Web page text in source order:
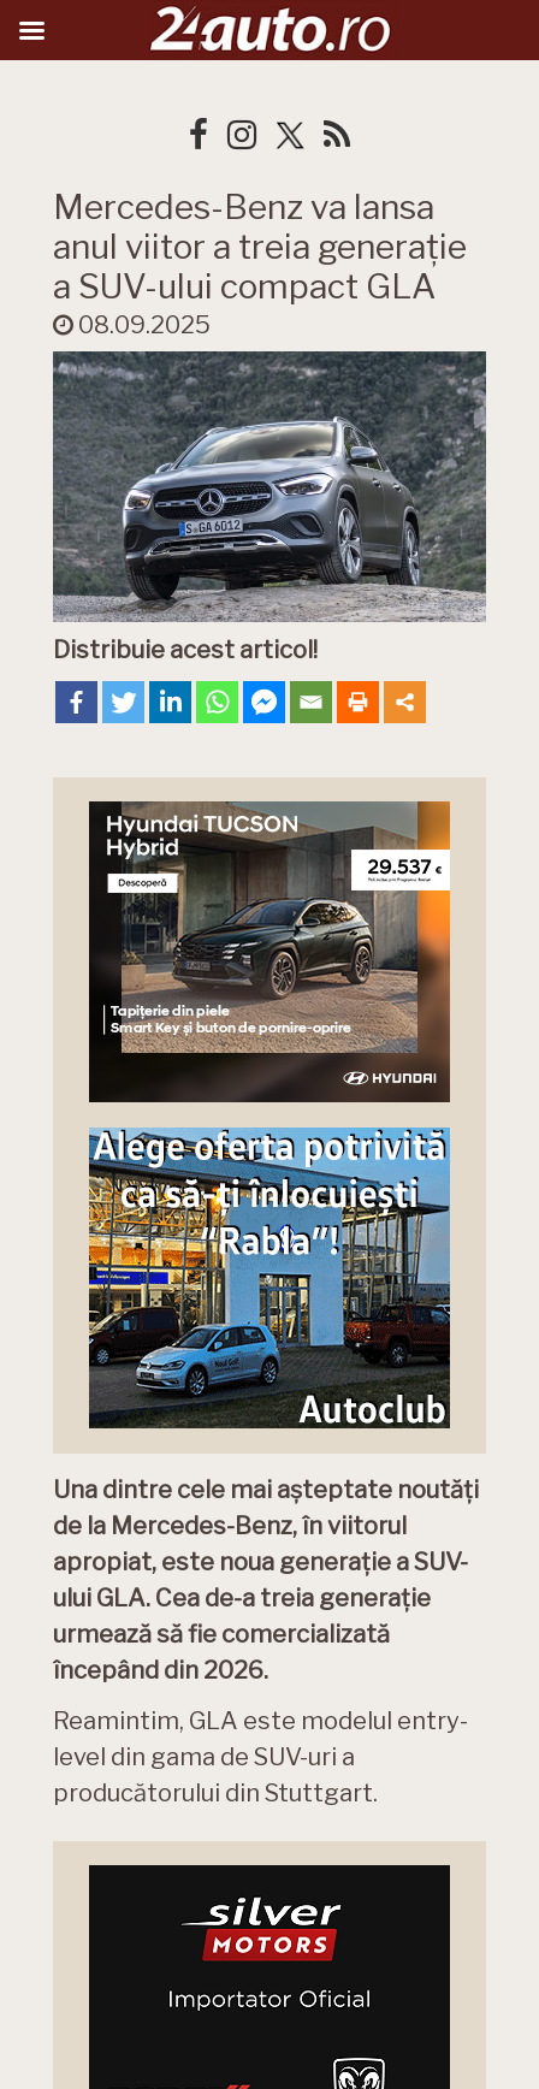
Mercedes-Benz va lansa
anul viitor a treia generație
a SUV-ului compact GLA
08.09.2025
Distribuie acest articol!
Una dintre cele mai așteptate noutăți
de la Mercedes-Benz, în viitorul
apropiat, este noua generație a SUV-
ului GLA. Cea de-a treia generație
urmează să fie comercializată
începând din 2026.
Reamintim, GLA este modelul entry-
level din gama de SUV-uri a
producătorului din Stuttgart.